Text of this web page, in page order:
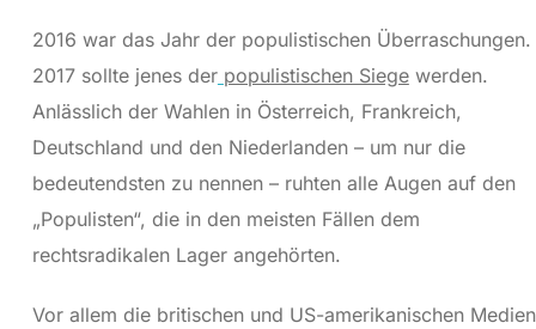
2016 war das Jahr der populistischen Überraschungen.
2017 sollte jenes der populistischen Siegewerden.
Anlässlich der Wahlen in Österreich, Frankreich,
Deutschland und den Niederlanden – um nur die
bedeutendsten zu nennen – ruhten alle Augen auf den
„Populisten“, die in den meisten Fällen dem
rechtsradikalen Lager angehörten.
Vor allem die britischen und US-amerikanischen Medien